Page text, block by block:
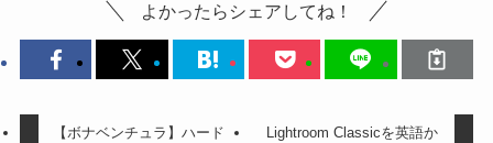
よかったらシェアしてね！
【ボナベンチュラ】ハード
Lightroom Classicを英語か